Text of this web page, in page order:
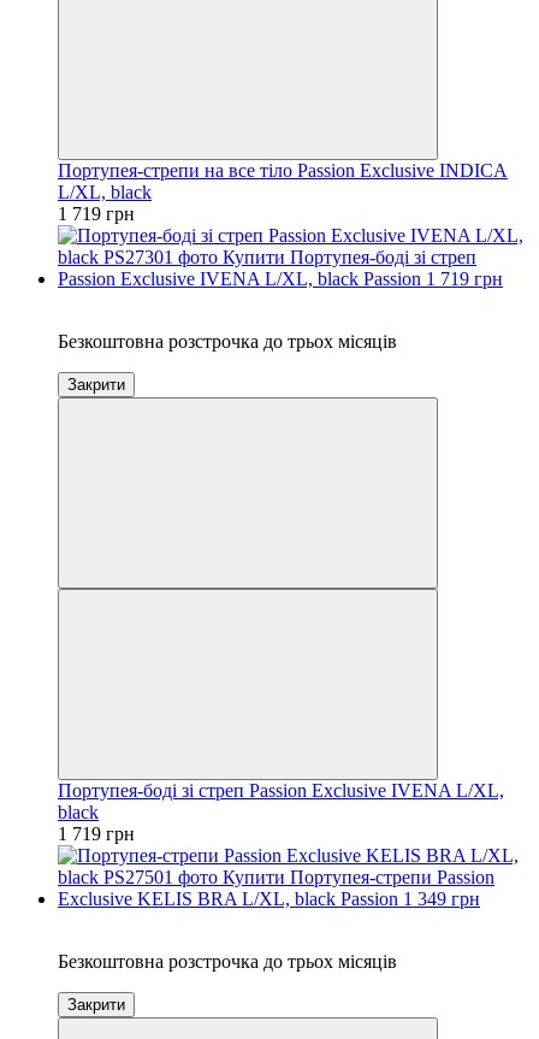
Портупея-стрепи на все тіло Passion Exclusive INDICA
L/XL, black
1 719 грн
Безкоштовна розстрочка до трьох місяців
Закрити
Портупея-боді зі стреп Passion Exclusive IVENA L/XL,
black
1 719 грн
Безкоштовна розстрочка до трьох місяців
Закрити